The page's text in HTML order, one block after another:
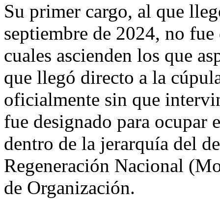
Su primer cargo, al que
septiembre de 2024, no
cuales ascienden los que
que llegó directo a la
oficialmente sin que
fue designado para ocupar
dentro de la jerarquía del
Regeneración Nacional
de Organización.